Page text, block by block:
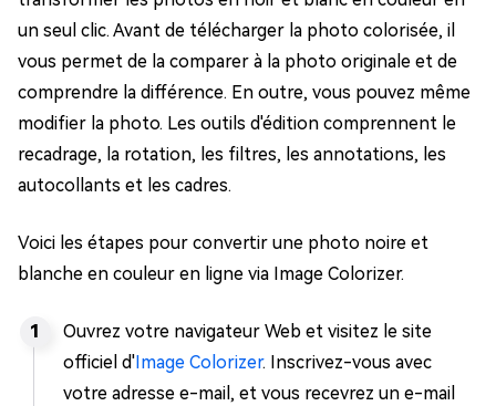
un seul clic. Avant de télécharger la photo colorisée, il
vous permet de la comparer à la photo originale et de
comprendre la différence. En outre, vous pouvez même
modifier la photo. Les outils d'édition comprennent le
recadrage, la rotation, les filtres, les annotations, les
autocollants et les cadres.
Voici les étapes pour convertir une photo noire et
blanche en couleur en ligne via Image Colorizer.
Ouvrez votre navigateur Web et visitez le site
officiel d'Image Colorizer. Inscrivez-vous avec
votre adresse e-mail, et vous recevrez un e-mail